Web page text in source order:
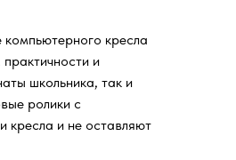
кресла
и
школьника, так и
ролики с
кресла и не оставляют